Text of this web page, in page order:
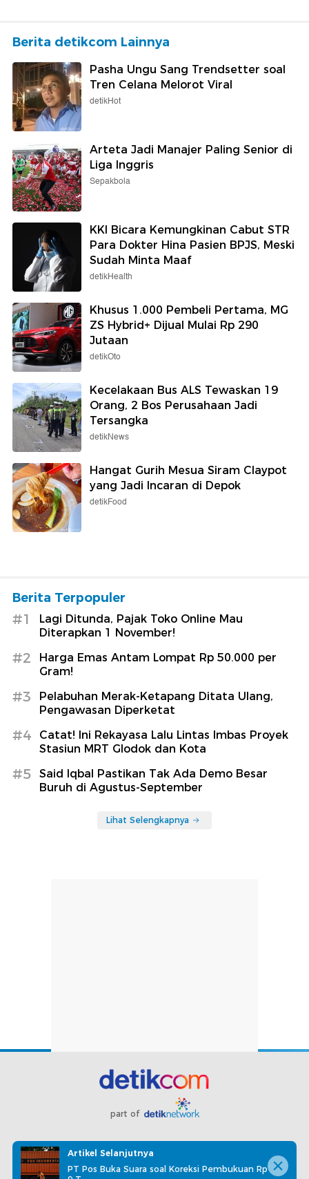
Berita detikcom Lainnya
Pasha Ungu Sang Trendsetter soal
Tren Celana Melorot Viral
detikHot
Arteta Jadi Manajer Paling Senior di
Liga Inggris
Sepakbola
KKI Bicara Kemungkinan Cabut STR
Para Dokter Hina Pasien BPJS, Meski
Sudah Minta Maaf
detikHealth
Khusus 1.000 Pembeli Pertama, MG
ZS Hybrid+ Dijual Mulai Rp 290
Jutaan
detikOto
Kecelakaan Bus ALS Tewaskan 19
Orang, 2 Bos Perusahaan Jadi
Tersangka
detikNews
Hangat Gurih Mesua Siram Claypot
yang Jadi Incaran di Depok
detikFood
Berita Terpopuler
#1
Lagi Ditunda, Pajak Toko Online Mau
Diterapkan 1 November!
#2
Harga Emas Antam Lompat Rp 50.000 per
Gram!
#3
Pelabuhan Merak-Ketapang Ditata Ulang,
Pengawasan Diperketat
#4
Catat! Ini Rekayasa Lalu Lintas Imbas Proyek
Stasiun MRT Glodok dan Kota
#5
Said Iqbal Pastikan Tak Ada Demo Besar
Buruh di Agustus-September
Lihat Selengkapnya
part of
Redaksi Pedoman Media Siber Karir
Kotak Pos
Info Iklan
Privacy Policy Disclaimer
Artikel Selanjutnya
PT Pos Buka Suara soal Koreksi Pembukuan Rp